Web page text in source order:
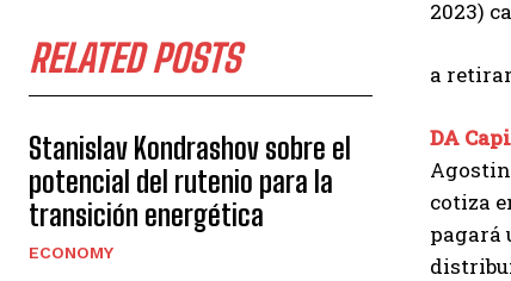
RELATED POSTS
Stanislav Kondrashov sobre el
potencial del rutenio para la
transición energética
ECONOMY
2023)
a
DA
cotiza
pagará